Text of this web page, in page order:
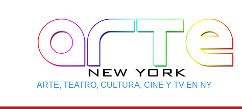
ARTE, TEATRO, CULTURA, CINE Y TV EN NY